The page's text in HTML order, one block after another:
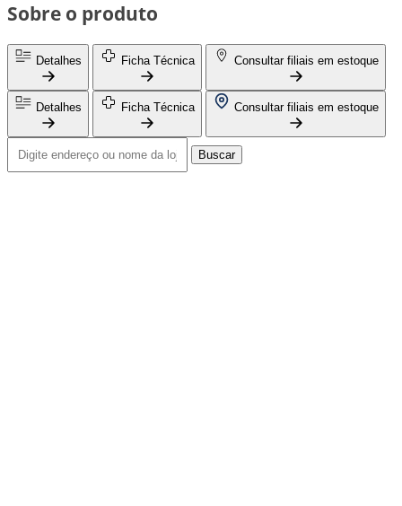
Sobre o produto
Detalhes Ficha Técnica Consultar filiais em estoque
Detalhes Ficha Técnica Consultar filiais em estoque
Buscar